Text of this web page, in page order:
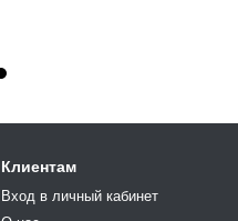
Клиентам
Вход в личный кабинет